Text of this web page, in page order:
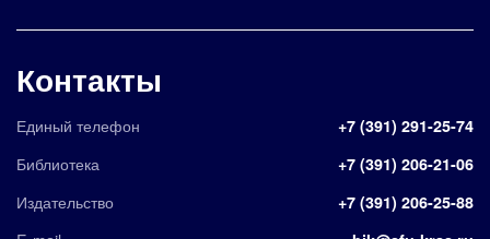
Контакты
Единый телефон +7 (391) 291-25-74
Библиотека +7 (391) 206-21-06
Издательство +7 (391) 206-25-88